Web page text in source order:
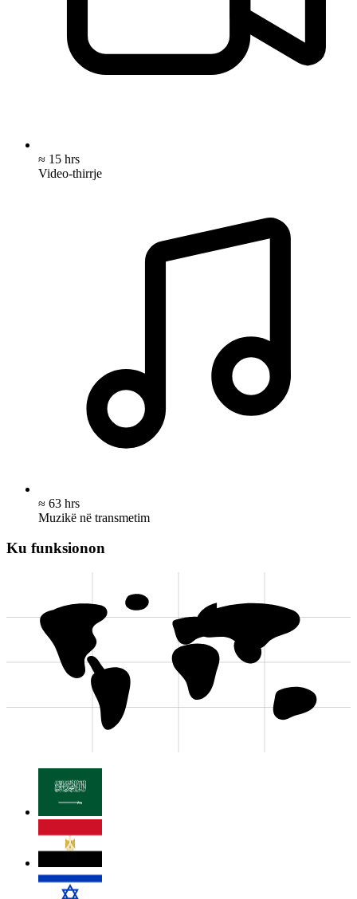
≈ 15 hrs
Video-thirrje
≈ 63 hrs
Muzikë në transmetim
Ku funksionon